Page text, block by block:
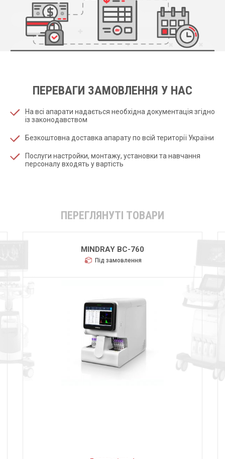
ПЕРЕВАГИ ЗАМОВЛЕННЯ У НАС
На всі апарати надається необхідна документація згідно
із законодавством
Безкоштовна доставка апарату по всій території України
Послуги настройки, монтажу, установки та навчання
персоналу входять у вартість
ПЕРЕГЛЯНУТІ ТОВАРИ
MINDRAY BC-760
Під замовлення